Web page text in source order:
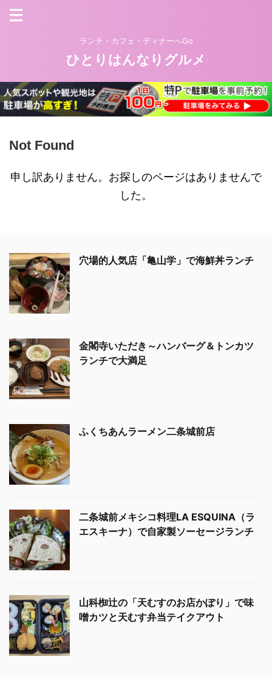
ランチ・カフェ・ディナーへGo
ひとりはんなりグルメ
Not Found
申し訳ありません。お探しのページはありませんで
した。
穴場的人気店「亀山学」で海鮮丼ランチ
金閣寺いただき～ハンバーグ＆トンカツ
ランチで大満足
ふくちあんラーメン二条城前店
二条城前メキシコ料理LA ESQUINA（ラ
エスキーナ）で自家製ソーセージランチ
山科椥辻の「天むすのお店かぽり」で味
噌カツと天むす弁当テイクアウト